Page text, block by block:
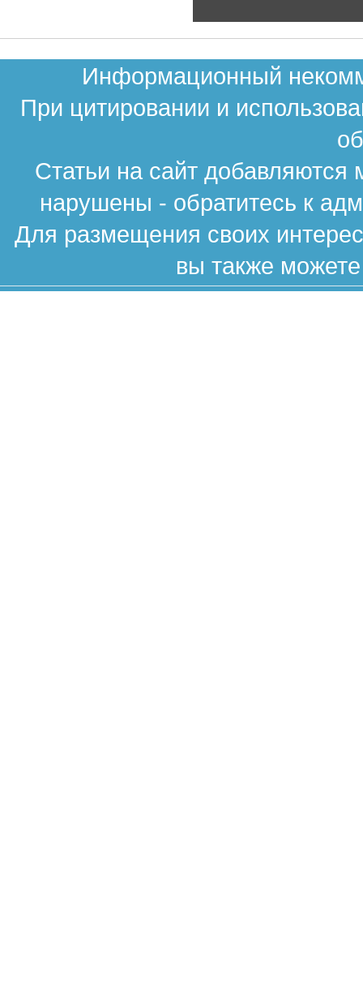
Информационный
При цитировании и
Статьи на сайт
нарушены - обратитесь к
Для размещения своих
вы также